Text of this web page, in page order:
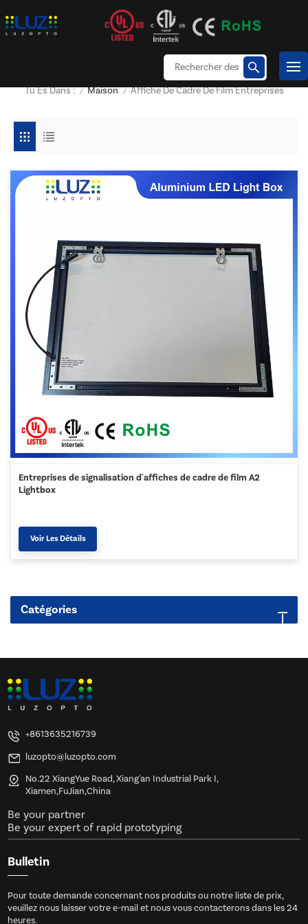
Tu Es Dans : / Maison / Affiche De Cadre De Film Entreprises
Entreprises de signalisation d'affiches de cadre de film A2
Lightbox
Voir Les Détails
Catégories
+8613635216739
luzopto@luzopto.com
No.22 XiangYue Road, Xiang'an Industrial Park I,
Xiamen,FuJian,China
Be your partner
Be your expert of rapid prototyping
Bulletin
Pour toute demande concernant nos produits ou notre liste de prix,
veuillez nous laisser votre e-mail et nous vous contacterons dans les 24
heures.